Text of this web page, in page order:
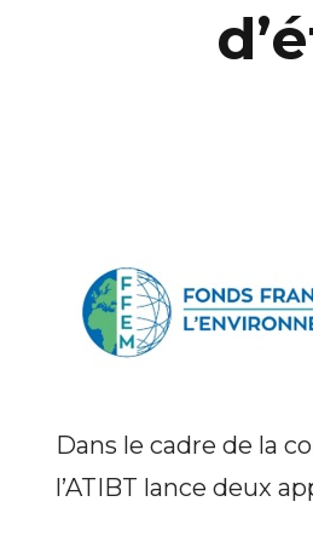
Dans le cadre de la
l’ATIBT lance deux